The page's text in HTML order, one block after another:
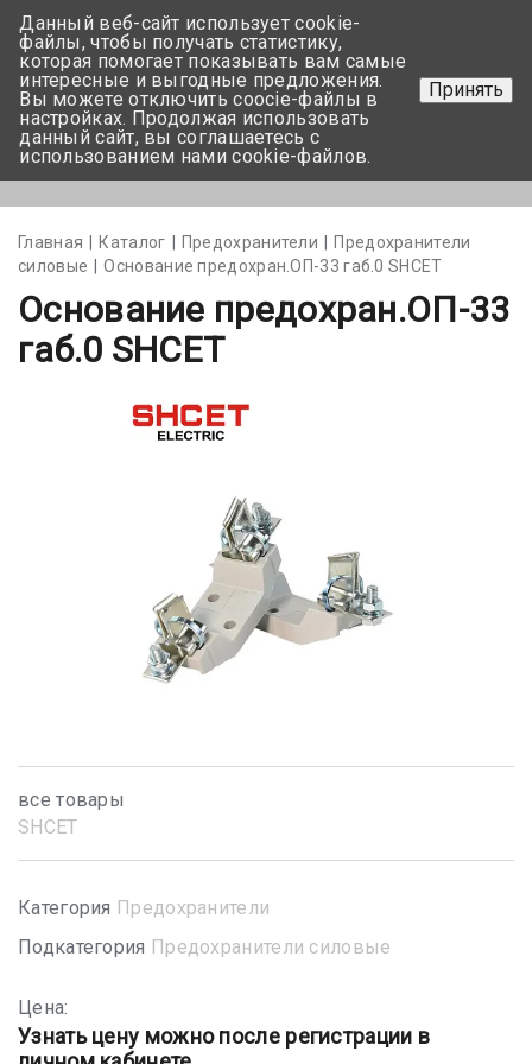
+375 17-350-99-56
+375 44-752-82-08
Задать вопрос
Главная Каталог Предохранители
Предохранители
силовые
Основание предохран.ОП-33 габ.0 SHCET
Основание предохран.ОП-33
габ.0 SHCET
все товары
SHСET
Категория Предохранители
Подкатегория Предохранители силовые
Цена:
Узнать цену можно после регистрации в
Данный веб-сайт использует cookie-
файлы, чтобы получать статистику,
которая помогает показывать вам самые
интересные и выгодные предложения.
Вы можете отключить coocie-файлы в
настройках. Продолжая использовать
данный сайт, вы соглашаетесь с
использованием нами cookie-файлов.
Принять